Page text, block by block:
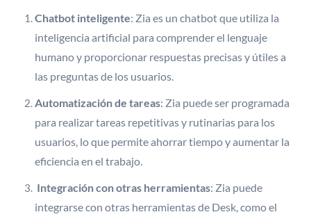
Chatbot inteligente: Zia es un chatbot que utiliza la
inteligencia artificial para comprender el lenguaje
humano y proporcionar respuestas precisas y útiles a
las preguntas de los usuarios.
Automatización de tareas: Zia puede ser programada
para realizar tareas repetitivas y rutinarias para los
usuarios, lo que permite ahorrar tiempo y aumentar la
eficiencia en el trabajo.
Integración con otras herramientas: Zia puede
integrarse con otras herramientas de Desk, como el